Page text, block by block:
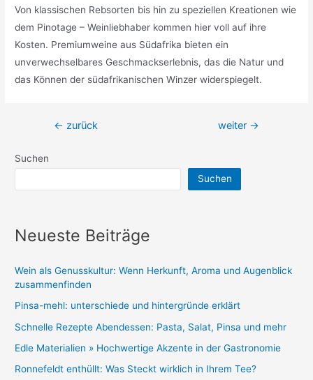
Von klassischen Rebsorten bis hin zu speziellen Kreationen wie
dem Pinotage – Weinliebhaber kommen hier voll auf ihre
Kosten. Premiumweine aus Südafrika bieten ein
unverwechselbares Geschmackserlebnis, das die Natur und
das Können der südafrikanischen Winzer widerspiegelt.
Beitragsnavigation
← zurück weiter →
Suchen
Suchen
Neueste Beiträge
Wein als Genusskultur: Wenn Herkunft, Aroma und Augenblick
zusammenfinden
Pinsa-mehl: unterschiede und hintergründe erklärt
Schnelle Rezepte Abendessen: Pasta, Salat, Pinsa und mehr
Edle Materialien » Hochwertige Akzente in der Gastronomie
Ronnefeldt enthüllt: Was Steckt wirklich in Ihrem Tee?